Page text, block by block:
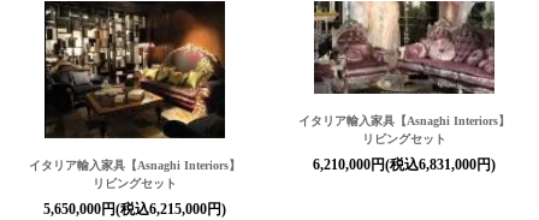
イタリア輸入家具【Asnaghi Interiors】
リビングセット
5,650,000円(税込6,215,000円)
イタリア輸入家具【Asnaghi Interiors】
リビングセット
6,210,000円(税込6,831,000円)